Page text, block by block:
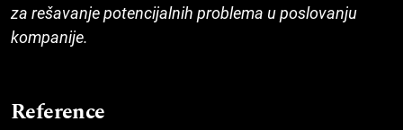
za rešavanje potencijalnih problema u poslovanju
kompanije.
Reference